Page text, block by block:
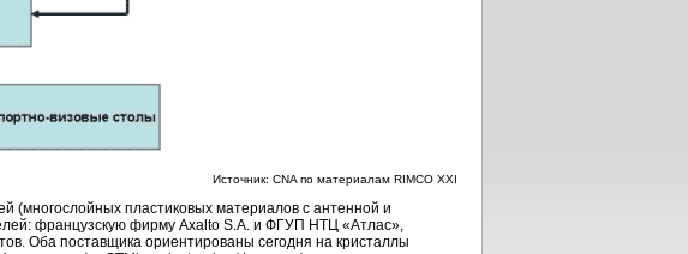
Источник: CNA по материалам RIMСO XXI
(многослойных пластиковых материалов с антенной и
французскую фирму Axalto S.A. и ФГУП НТЦ «Атлас»,
Оба поставщика ориентированы сегодня на кристаллы